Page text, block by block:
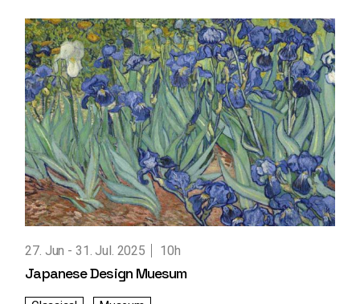
27. Jun 31. Jul. 2025 10h
Japanese Design Muesum